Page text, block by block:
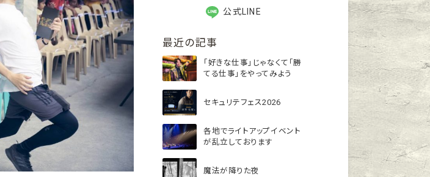
公式LINE
最近の記事
「好きな仕事」じゃなくて「勝
てる仕事」をやってみよう
セキュリテフェス2026
各地でライトアップイベント
が乱立しております
魔法が降りた夜